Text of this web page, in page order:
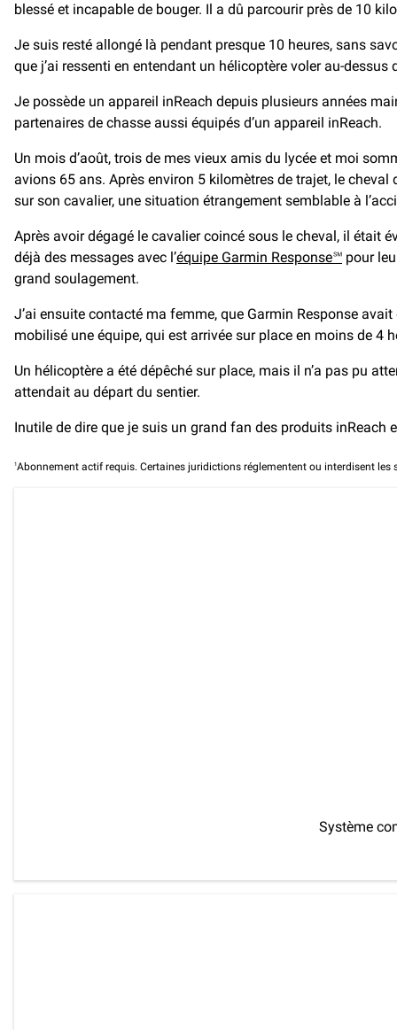
blessé et incapable de bouger. Il a dû parcourir près de 10
Je suis resté allongé là pendant presque 10 heures, sans
que j’ai ressenti en entendant un hélicoptère voler au-
Je possède un appareil inReach depuis plusieurs années
partenaires de chasse aussi équipés d’un appareil inReach.
Un mois d’août, trois de mes vieux amis du lycée et moi
avions 65 ans. Après environ 5 kilomètres de trajet, le
sur son cavalier, une situation étrangement semblable à
Après avoir dégagé le cavalier coincé sous le cheval, il était
déjà des messages avec l’équipe Garmin Response℠ pour
grand soulagement.
J’ai ensuite contacté ma femme, que Garmin Response
mobilisé une équipe, qui est arrivée sur place en moins de 4
Un hélicoptère a été dépêché sur place, mais il n’a pas pu
attendait au départ du sentier.
Inutile de dire que je suis un grand fan des produits inReach
1Abonnement actif requis. Certaines juridictions réglementent ou interdisent
Système